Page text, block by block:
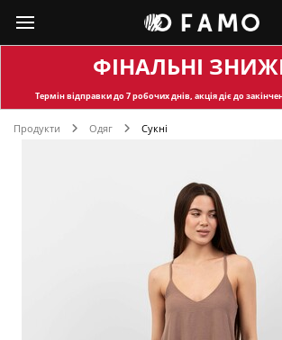
ФІНАЛЬНІ
Термін відправкидо 7 робочих днів, акція діє до
Продукти Одяг Сукні